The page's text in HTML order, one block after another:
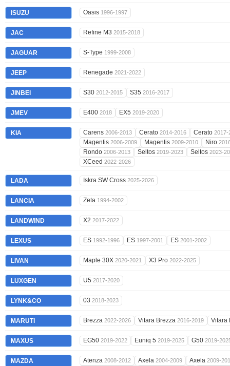
ISUZU Oasis 1996-1997
JAC Refine M3 2015-2018
JAGUAR S-Type 1999-2008
JEEP Renegade 2021-2022
JINBEI S30 2012-2015 S35 2016-2017
JMEV E400 2018 EX5 2019-2020
KIA Carens 2006-2013 Cerato 2014-2016 Cerato 2017-
Magentis 2006-2009 Magentis 2009-2010 Niro
Rondo 2006-2013 Seltos 2019-2023 Seltos 2023-
XCeed 2022-2026
LADA Iskra SW Cross 2025-2026
LANCIA Zeta 1994-2002
LANDWIND X2 2017-2022
LEXUS ES 1992-1996 ES 1997-2001 ES 2001-2002
LIVAN Maple 30X 2020-2021 X3 Pro 2022-2025
LUXGEN U5 2017-2020
LYNK&CO 03 2018-2023
MARUTI Brezza 2022-2026 Vitara Brezza 2016-2019 Vitara
MAXUS EG50 2019-2022 Euniq 5 2019-2025 G50 2019-
MAZDA Atenza 2008-2012 Axela 2004-2009 Axela 2009-